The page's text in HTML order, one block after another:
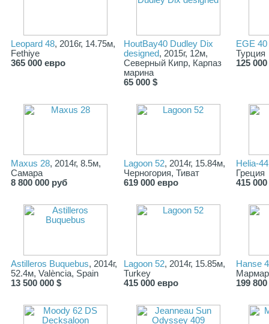
Leopard 48, 2016г, 14.75м,
Fethiye
365 000 евро
HoutBay40 Dudley Dix
designed, 2015г, 12м,
Северный Кипр, Карпаз
марина
65 000 $
EGE
Турция
125
Maxus 28, 2014г, 8.5м,
Самара
8 800 000 руб
Lagoon 52, 2014г, 15.84м,
Черногория, Тиват
619 000 евро
Helia-44
Греция
415
Astilleros Buquebus, 2014г,
52.4м, València, Spain
13 500 000 $
Lagoon 52, 2014г, 15.85м,
Turkey
415 000 евро
Hanse
199